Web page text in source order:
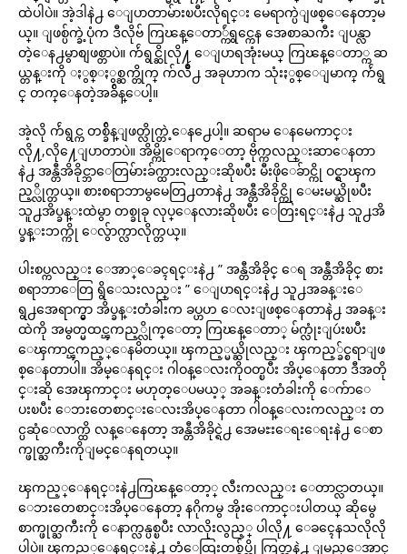
ထဲပါပဲ။ အဲ့ဒါနဲ႕ ေျပာတာမ်ားၿပီးလိုရင္း မေရာက္ပဲျဖစ္ေနေတာ့မ
ယ္။ ျဖစ္ပ်က္ခဲ့ပုံက ဒီလိုဗ် ကြၽန္ေတာ္က်ဴရွင္ကေန အေစာႀကီး ျပန္လာ
တဲ့ေန႕မွာစျဖစ္တာပဲ။ က်ဴရွင္ဆိုလို႔ ေျပာရအုံးမယ္ ကြၽန္ေတာ္က ဆ
ယ္တန္းကို ႏွစ္ႏွစ္ဆက္တိုက္ က်လိဳ႕ အခုဟာက သုံးႏွစ္ေျမာက္ က်ဴရွ
င္ တက္ေနတဲ့အခ်ိန္ေပါ့။
အဲ့လို က်ဴရွင္က တစ္ခ်ိန္ျဖတ္လိုက္တဲ့ေန႕ေပါ့။ ဆရာမ ေနမေကာင္း
လို႔,လို႔ေျပာတာပဲ။ အိမ္ကိုေရာက္ေတာ့ ဗိုက္ကလည္းဆာေနတာ
နဲ႕ အန္တီအိခိုင္ဘာေတြမ်ားခ်က္ထားလည္းဆိုၿပီး မီးဖိုေခ်ာင္ကို ဝင္ရွာၾက
ည့္လိုက္တယ္။ စားစရာဘာမွမေတြ႕တာနဲ႕ အန္တီအိခိုင္ကို ေမးမယ္ဆိုၿပီး
သူ႕အိပ္ခန္းထဲမွာ တစ္ခုခု လုပ္ေနလားဆိုၿပီး ေတြးရင္းနဲ႕ သူ႕အိ
ပ္ခန္းဘက္ကို ေလွ်ာက္လာလိုက္တယ္။
ပါးစပ္ကလည္း ေအာ္ေခၚရင္းနဲ႕ ” အန္တီအိခိုင္ ေရ အန္တီအိခိုင္ စား
စရာဘာေတြ ရွိေသးလည္း ” ေျပာရင္းနဲ႕ သူ႕အခန္းေ
ရွ႕အေရာက္မွာ အိပ္ခန္းတံခါးက ခပ္ဟဟ ေလးျဖစ္ေနတာနဲ႕ အခန္း
ထဲကို အမွတ္မထင္ၾကည့္လိုက္ေတာ့ ကြၽန္ေတာ္ မ်က္လုံးျပဴးၿပီး
ေၾကာင္ၾကည့္ေနမိတယ္။ ၾကည့္မယ္ဆိုလည္း ၾကည့္ခ်င္စရာျဖ
စ္ေနတာပါ။ အိမ္ေနရင္း ဂါဝန္ေလးကိုဝတ္ၿပီး အိပ္ေနတာ ဒီအတို
င္းဆို အေၾကာင္း မဟုတ္ေပမယ့္ အခန္းတံခါးကို ေက်ာေ
ပးၿပီး ေဘးတေစာင္းေလးအိပ္ေနတာ ဂါဝန္ေလးကလည္း တ
င္ပဆုံေလာက္ထိ လန္ေနေတာ့ အန္တီအိခိုင္ရဲ႕ အေမႊးေရးေရးနဲ႕ ေစာ
က္ဖုတ္ႀကီးကိုျမင္ေနရတယ္။
ၾကည့္ေနရင္းနဲ႕ကြၽန္ေတာ့္ လီးကလည္း ေတာင္လာတယ္။
ေဘးတေစာင္းအိပ္ေနေတာ့ နဂိုကမွ အိုးေကာင္းပါတယ္ ဆိုမွေ
စာက္ဖုတ္ႀကီးကို ေနာက္လန္ပစ္ၿပီး လာလိုးလွည့္ ပါလို႔ ေခၚေနသလိုလို
ပါပဲ။ ၾကည့္ေနရင္းနဲ႕ တံေထြးတစ္ခ်ပ္ကို ကြတ္ကနဲ႕ ျမည္ေအာင္